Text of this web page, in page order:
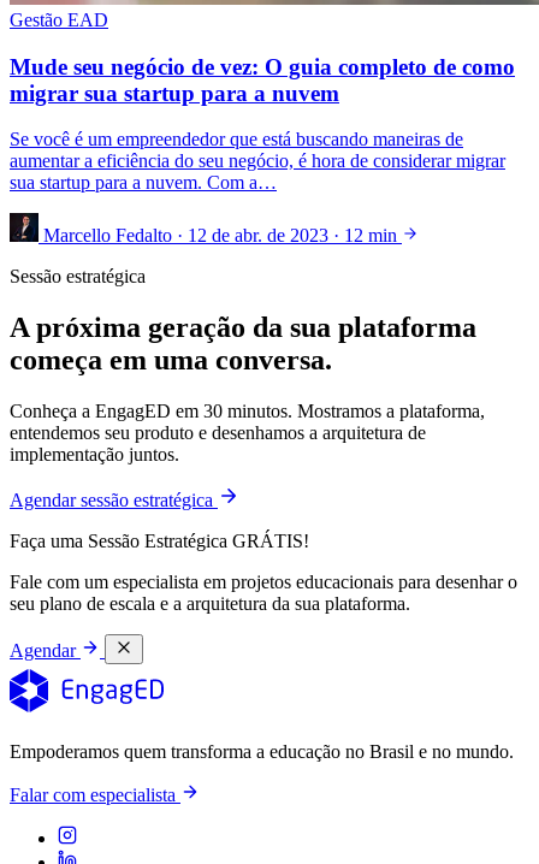
Gestão EAD
Mude seu negócio de vez: O guia completo de como
migrar sua startup para a nuvem
Se você é um empreendedor que está buscando maneiras de
aumentar a eficiência do seu negócio, é hora de considerar migrar
sua startup para a nuvem. Com a…
Marcello Fedalto · 12 de abr. de 2023 · 12 min
Sessão estratégica
A próxima geração da sua plataforma
começa em uma conversa.
Conheça a EngagED em 30 minutos. Mostramos a plataforma,
entendemos seu produto e desenhamos a arquitetura de
implementação juntos.
Agendar sessão estratégica
Faça uma Sessão Estratégica GRÁTIS!
Fale com um especialista em projetos educacionais para desenhar o
seu plano de escala e a arquitetura da sua plataforma.
Agendar
Empoderamos quem transforma a educação no Brasil e no mundo.
Falar com especialista